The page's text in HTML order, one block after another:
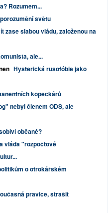
Rozumem...
světu
zase slabou vládu, založenou na
ale...
Hysterická rusofóbie jako
kopečkářů
nebyl členem ODS, ale
občané?
vláda "rozpočtové
o otrokářském
pravice, strašit